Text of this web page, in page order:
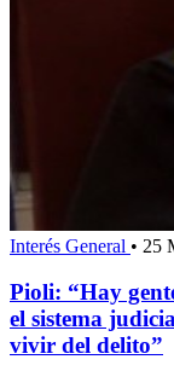
Interés General • 25
Pioli: “Hay
el sistema
vivir del delito”